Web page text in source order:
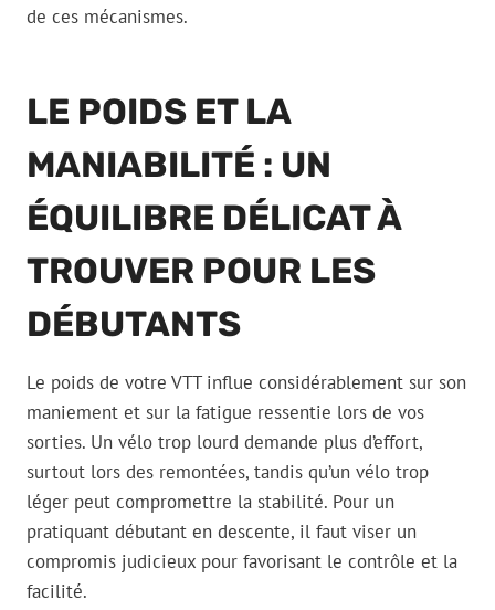
de ces mécanismes.
LE POIDS ET LA
MANIABILITÉ : UN
ÉQUILIBRE DÉLICAT À
TROUVER POUR LES
DÉBUTANTS
Le poids de votre VTT influe considérablement sur son
maniement et sur la fatigue ressentie lors de vos
sorties. Un vélo trop lourd demande plus d’effort,
surtout lors des remontées, tandis qu’un vélo trop
léger peut compromettre la stabilité. Pour un
pratiquant débutant en descente, il faut viser un
compromis judicieux pour favorisant le contrôle et la
facilité.